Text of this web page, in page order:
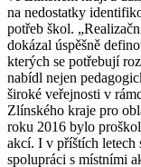
na nedostatky
potřeb škol.
dokázal úspěšně
kterých se potřebují
nabídl nejen
široké veřejnosti v
Zlínského kraje pro
roku 2016 bylo
akcí. I v příštích letech
spolupráci s místními